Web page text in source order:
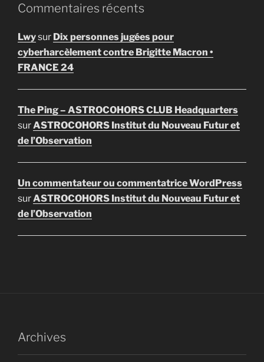
Commentaires récents
Lwysur Dix personnes jugées pour
cyberharcèlement contre Brigitte Macron •
FRANCE 24
The Ping – ASTROCOHORS CLUB Headquarters
surASTROCOHORS Institut du Nouveau Futur et
de l’Observation
Un commentateur ou commentatrice WordPress
surASTROCOHORS Institut du Nouveau Futur et
de l’Observation
Archives